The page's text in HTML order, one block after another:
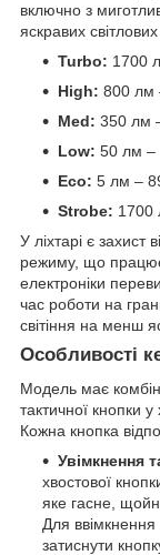
включно з
яскравих світлових
Turbo: 1700
High: 800 лм
Med: 350 лм
Low: 50 лм –
Eco: 5 лм –
Strobe: 1700
У ліхтарі є захист
режиму, що
електроніки
час роботи на
світіння на менш
Особливості
Модель має
тактичної кнопки
Кожна кнопка
Увімкнення
хвостової
яке гасне,
Для ввімкнення
затиснути